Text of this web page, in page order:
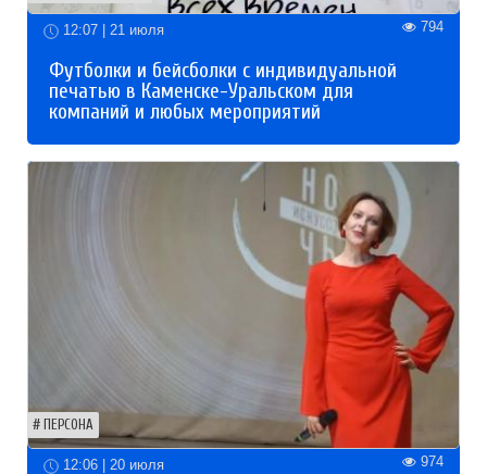
12:07 | 21 июля 794
Футболки и бейсболки с индивидуальной
печатью в Каменске-Уральском для
компаний и любых мероприятий
ПЕРСОНА
12:06 | 20 июля 974